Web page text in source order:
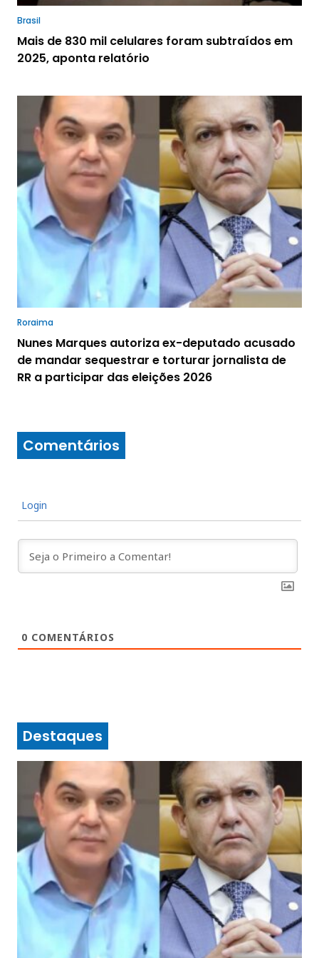
Brasil
Mais de 830 mil celulares foram subtraídos em
2025, aponta relatório
Roraima
Nunes Marques autoriza ex-deputado acusado
de mandar sequestrar e torturar jornalista de
RR a participar das eleições 2026
Comentários
Login
0 COMENTÁRIOS
Destaques